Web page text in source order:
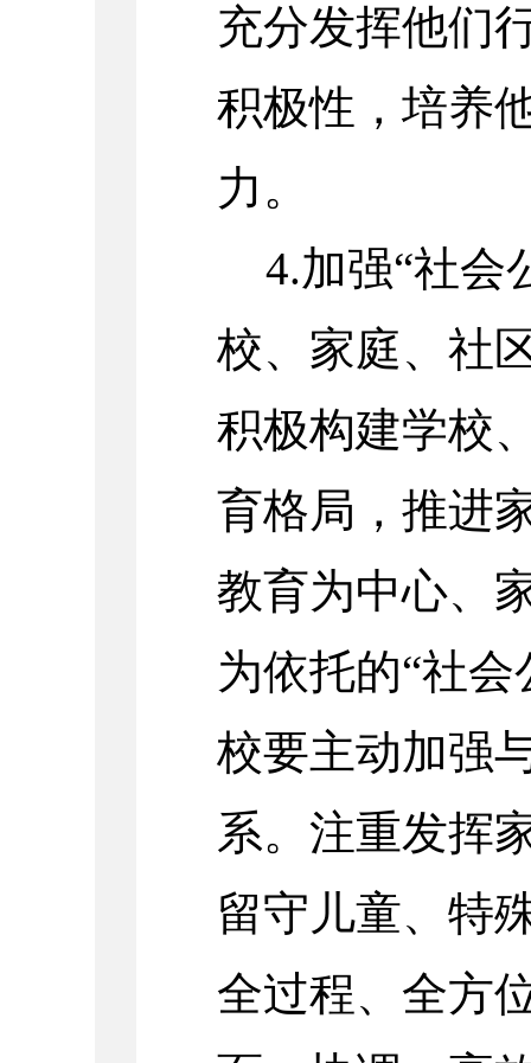
充分发挥他们
积极性，培养
力。
4.加强“社会
校、家庭、社
积极构建学校
育格局，推进
教育为中心、
为依托的“社
校要主动加强
系。注重发挥
留守儿童、特
全过程、全方